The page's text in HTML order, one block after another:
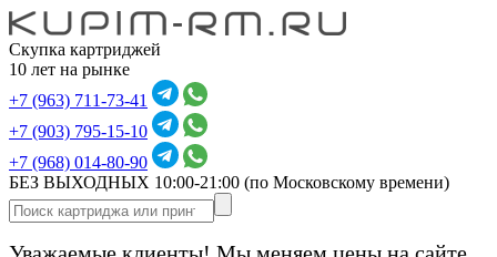
Скупка картриджей
10 лет на рынке
+7 (963) 711-73-41
+7 (903) 795-15-10
+7 (968) 014-80-90
БЕЗ ВЫХОДНЫХ 10:00-21:00 (по Московскому времени)